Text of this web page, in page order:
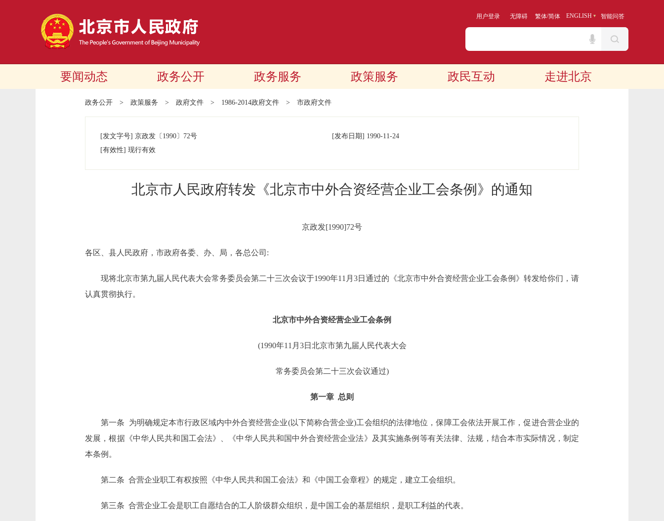
用户登录 无障碍 繁体/简体 ENGLISH 智能问答
要闻动态 政务公开 政务服务 政策服务 政民互动 走进北京
政务公开 > 政策服务 > 政府文件 > 1986-2014政府文件 > 市政府文件
[发文字号] 京政发 〔1990〕 72号 [发布日期] 1990-11-24
[有效性] 现行有效
北京市人民政府转发《北京市中外合资经营企业工会条例》的通知
京政发[1990]72号
各区、县人民政府，市政府各委、办、局，各总公司:
现将北京市第九届人民代表大会常务委员会第二十三次会议于1990年11月3日通过的《北京市中外合资经营企业工会条例》转发给你们，请
认真贯彻执行。
北京市中外合资经营企业工会条例
(1990年11月3日北京市第九届人民代表大会
常务委员会第二十三次会议通过)
第一章 总则
第一条 为明确规定本市行政区域内中外合资经营企业(以下简称合营企业)工会组织的法律地位，保障工会依法开展工作，促进合营企业的
发展，根据《中华人民共和国工会法》、《中华人民共和国中外合资经营企业法》及其实施条例等有关法律、法规，结合本市实际情况，制定
本条例。
第二条 合营企业职工有权按照《中华人民共和国工会法》和《中国工会章程》的规定，建立工会组织。
第三条 合营企业工会是职工自愿结合的工人阶级群众组织，是中国工会的基层组织，是职工利益的代表。